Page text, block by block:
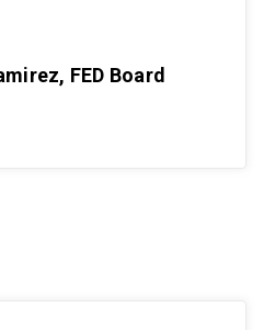
FED Board